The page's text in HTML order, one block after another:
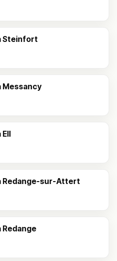
Steinfort
Messancy
Redange-sur-Attert